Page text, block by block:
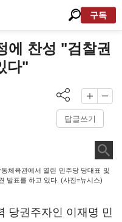
구독
에 찬성 "검찰권
다"
답글쓰기
체육관에서 열린 민주당 당대표 및
발표를 하고 있다. (사진=뉴시스)
당권주자인 이재명 민